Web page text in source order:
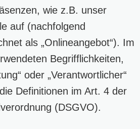
wie z.B. unser
auf (nachfolgend
als „Onlineangebot“). Im
Begrifflichkeiten,
oder „Verantwortlicher“
Definitionen im Art. 4 der
(DSGVO).